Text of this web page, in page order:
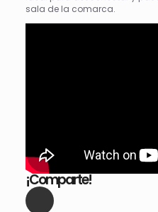
sala de la comarca.
¡Comparte!